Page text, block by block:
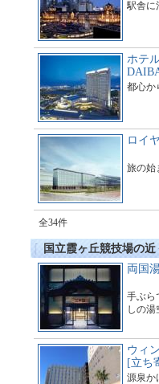
駅舎に
ホテ
都心か
ロイ
旅の始
全34件
国立霞ヶ丘競技場の
両国
手ぶら
しの湯
ウィ
[立ち
源泉か